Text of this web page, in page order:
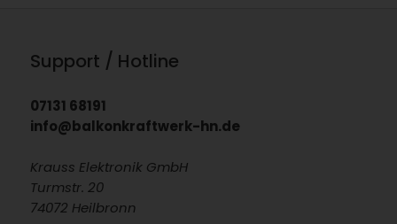
Support / Hotline
07131 68191
info@balkonkraftwerk-hn.de
Krauss Elektronik GmbH
Turmstr. 20
74072 Heilbronn